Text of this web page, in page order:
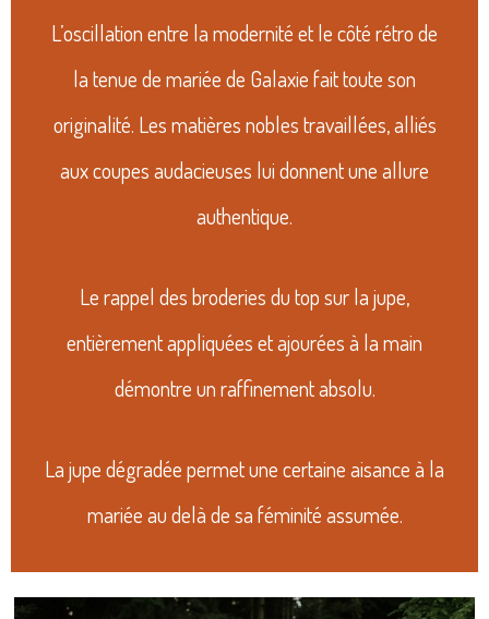
L’oscillation entre la modernité et le côté rétro de
la tenue de mariée de Galaxie fait toute son
originalité. Les matières nobles travaillées, alliés
aux coupes audacieuses lui donnent une allure
authentique.
Le rappel des broderies du top sur la jupe,
entièrement appliquées et ajourées à la main
démontre un raffinement absolu.
La jupe dégradée permet une certaine aisance à la
mariée au delà de sa féminité assumée.